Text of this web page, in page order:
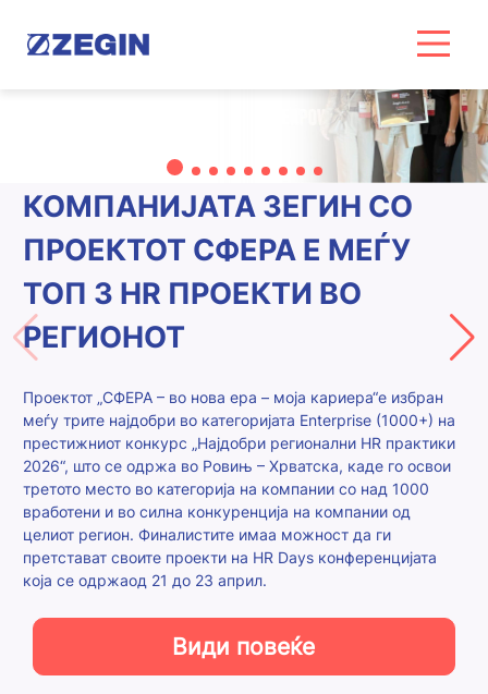
КОМПАНИЈАТА ЗЕГИН СО
ПРОЕКТОТ СФЕРА Е МЕЃУ
ТОП 3 HR ПРОЕКТИ ВО
РЕГИОНОТ
Проектот „СФЕРА – во нова ера – моја кариера“е избран
меѓу трите најдобри во категоријата Enterprise (1000+) на
престижниот конкурс „Најдобри регионални HR практики
2026“, што се одржа во Ровињ – Хрватска, каде го освои
третото место во категорија на компании со над 1000
вработени и во силна конкуренција на компании од
целиот регион. Финалистите имаа можност да ги
претстават своите проекти на HR Days конференцијата
која се одржаод 21 до 23 април.
Види повеќе